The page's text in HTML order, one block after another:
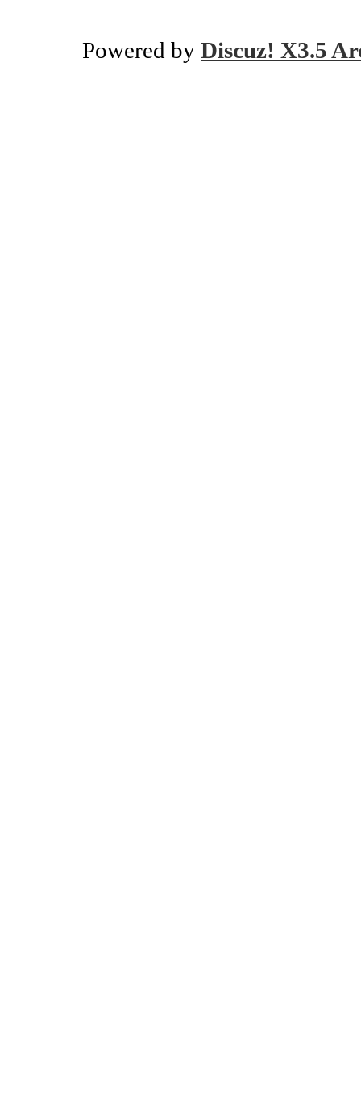
Powered by Discuz! X3.5